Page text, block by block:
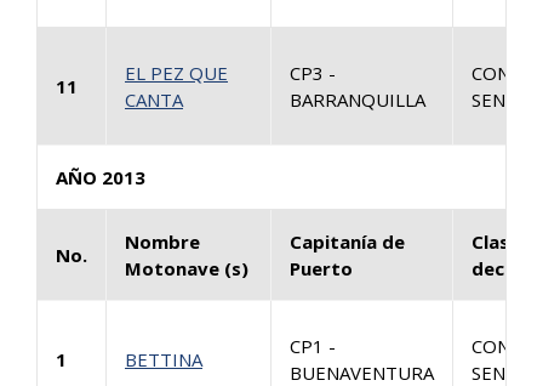
11
EL PEZ QUE
CANTA
CP3 -
BARRANQUILLA
AÑO 2013
No.
Nombre
Motonave (s)
Capitanía de
Puerto
Clase
1 BETTINA
CP1 -
BUENAVENTURA